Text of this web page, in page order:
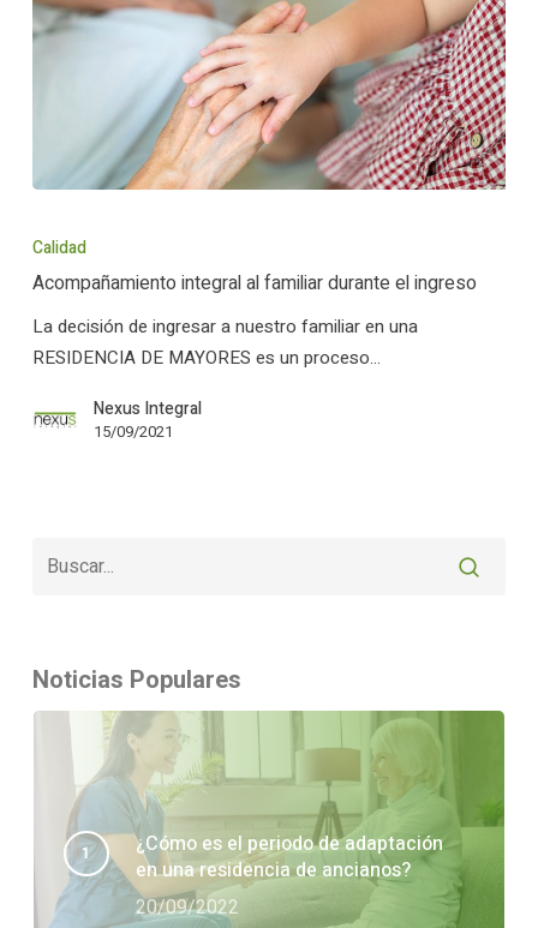
integral
familiar
durante
el
Calidad
Acompañamiento integral al familiar durante el ingreso
La decisión de ingresar a nuestro familiar en una
RESIDENCIA DE MAYORES es un proceso…
Nexus Integral
15/09/2021
Noticias Populares
¿Cómo es el periodo de adaptación
en una residencia de ancianos?
20/09/2022